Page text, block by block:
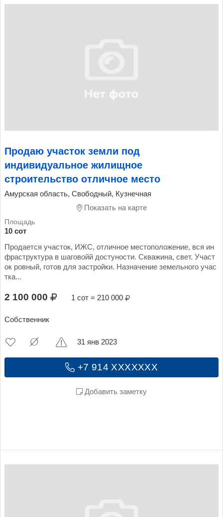
Продаю участок земли под
индивидуальное жилищное
строительство отличное место
Амурская область, Свободный, Кузнечная
Показать на карте
10 сот
Продается участок, ИЖС, отличное местоположение, вся ин
фраструктура в шаговойй достуности. Скважина, свет. Участ
ок ровный, готов для застройки. Назначение земельного учас
тка...
2 100 000 1 сот = 210 000
Собственник
+7 914 XXXXXXX
Добавить заметку
31 янв 2023